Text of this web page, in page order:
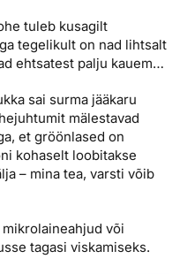
tuleb kusagilt
tegelikult on nad lihtsalt
ehtsatest palju kauem…
sai surma jääkaru
mälestavad
et gröönlased on
kohaselt loobitakse
– mina tea, varsti võib
või
tagasi viskamiseks.